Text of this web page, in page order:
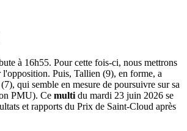
à 16h55. Pour cette fois-ci, nous mettrons
Puis, Tallien (9), en forme, a
qui semble en mesure de poursuivre sur sa
PMU). Ce multi du mardi 23 juin 2026 se
et rapports du Prix de Saint-Cloud après